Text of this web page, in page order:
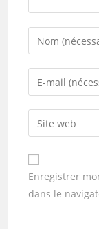
Enregistrer
dans le